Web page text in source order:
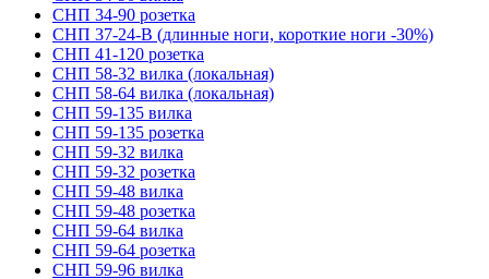
СНП 34-90 розетка
СНП 37-24-В (длинные ноги, короткие ноги -30%)
СНП 41-120 розетка
СНП 58-32 вилка (локальная)
СНП 58-64 вилка (локальная)
СНП 59-135 вилка
СНП 59-135 розетка
СНП 59-32 вилка
СНП 59-32 розетка
СНП 59-48 вилка
СНП 59-48 розетка
СНП 59-64 вилка
СНП 59-64 розетка
СНП 59-96 вилка